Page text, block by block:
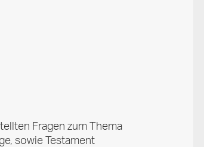
Fragen zum Thema
sowie Testament